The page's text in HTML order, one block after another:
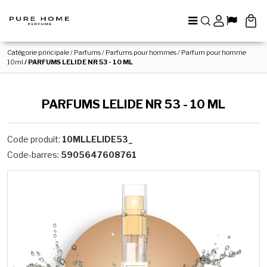
MenuRechercher
PanelLang
Catégorie principale/ Parfums/ Parfums pour hommes/ Parfum pour homme
10ml / PARFUMS LELIDE NR 53 - 10 ML
PARFUMS LELIDE NR 53 - 10 ML
Code produit: 10MLLELIDE53_
Code-barres: 5905647608761